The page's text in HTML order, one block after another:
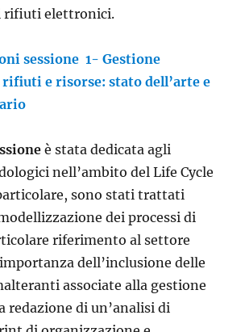
rifiuti elettronici.
sessione 1- Gestione
e risorse: stato dell’arte e
è stata dedicata agli
nell’ambito del Life Cycle
sono stati trattati
dei processi di
riferimento al settore
dell’inclusione delle
associate alla gestione
redazione di un’analisi di